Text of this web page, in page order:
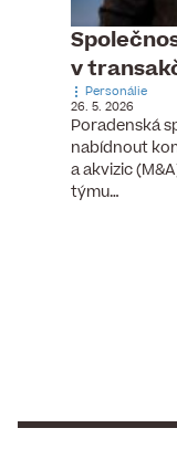
v
Personálie
26. 5. 2026
Poradenská
nabídnout
a akvizic
týmu…